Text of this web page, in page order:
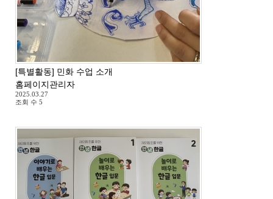
[특별활동] 민화 수업 소개
홈페이지관리자
2025.03.27
조회 수 5